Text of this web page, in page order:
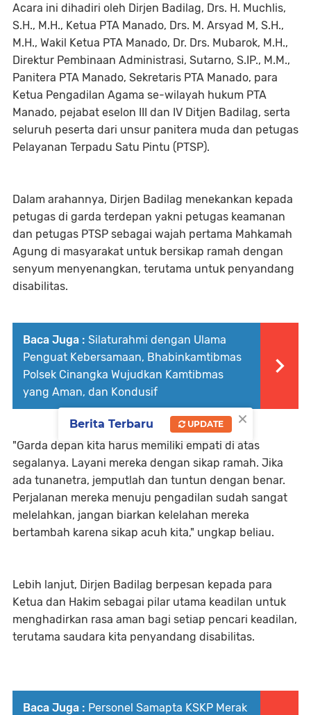
Acara ini dihadiri oleh Dirjen Badilag, Drs. H. Muchlis,
S.H., M.H., Ketua PTA Manado, Drs. M. Arsyad M, S.H.,
M.H., Wakil Ketua PTA Manado, Dr. Drs. Mubarok, M.H.,
Direktur Pembinaan Administrasi, Sutarno, S.IP., M.M.,
Panitera PTA Manado, Sekretaris PTA Manado, para
Ketua Pengadilan Agama se-wilayah hukum PTA
Manado, pejabat eselon III dan IV Ditjen Badilag, serta
seluruh peserta dari unsur panitera muda dan petugas
Pelayanan Terpadu Satu Pintu (PTSP).
Dalam arahannya, Dirjen Badilag menekankan kepada
petugas di garda terdepan yakni petugas keamanan
dan petugas PTSP sebagai wajah pertama Mahkamah
Agung di masyarakat untuk bersikap ramah dengan
senyum menyenangkan, terutama untuk penyandang
disabilitas.
Baca Juga : Silaturahmi dengan Ulama
Penguat Kebersamaan, Bhabinkamtibmas
Polsek Cinangka Wujudkan Kamtibmas
yang Aman, dan Kondusif
"Garda depan kita harus memiliki empati di atas
segalanya. Layani mereka dengan sikap ramah. Jika
ada tunanetra, jemputlah dan tuntun dengan benar.
Perjalanan mereka menuju pengadilan sudah sangat
melelahkan, jangan biarkan kelelahan mereka
bertambah karena sikap acuh kita," ungkap beliau.
Lebih lanjut, Dirjen Badilag berpesan kepada para
Ketua dan Hakim sebagai pilar utama keadilan untuk
menghadirkan rasa aman bagi setiap pencari keadilan,
terutama saudara kita penyandang disabilitas.
Baca Juga : Personel Samapta KSKP Merak
×
Berita Terbaru UPDATE